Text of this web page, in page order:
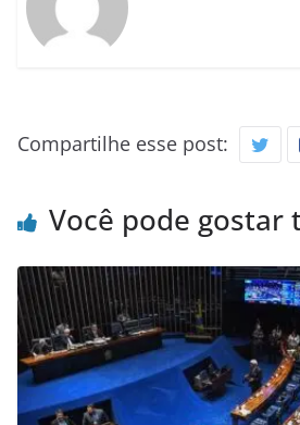
Compartilhe esse post:
Você pode gostar